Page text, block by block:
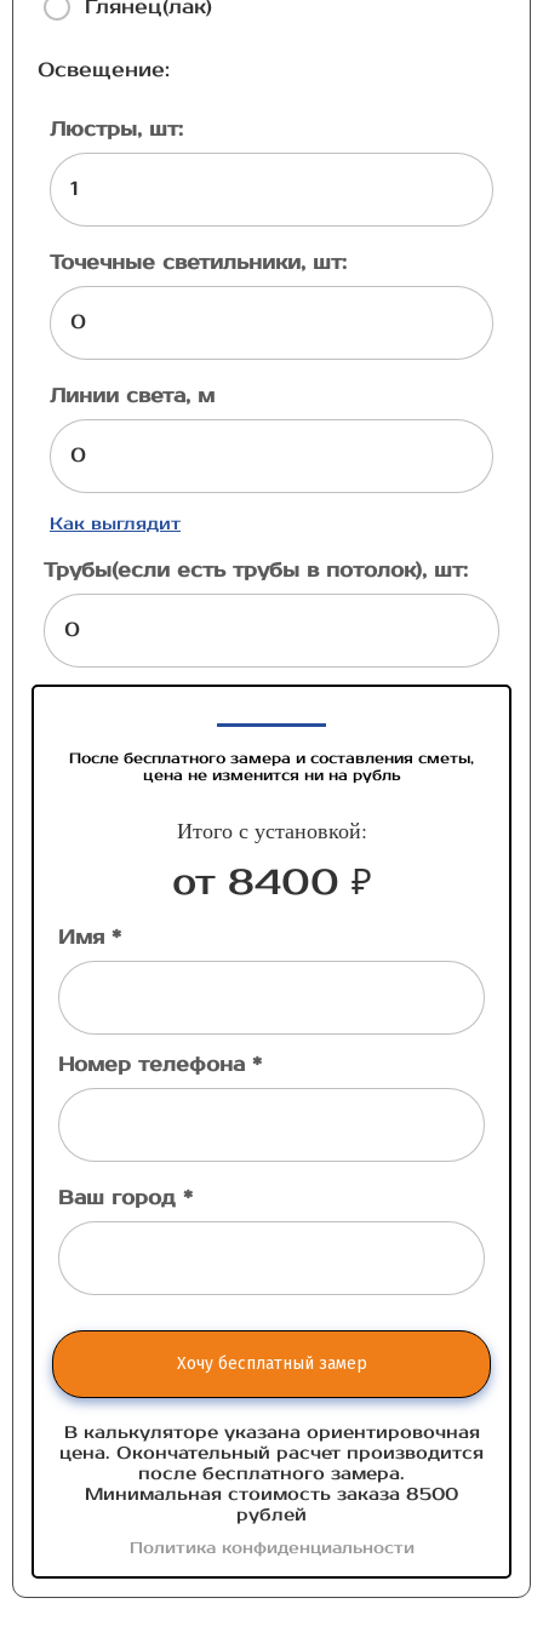
Глянец(лак)
Освещение:
Люстры, шт:
Точечные светильники, шт:
Линии света, м
Как выглядит
Трубы(если есть трубы в потолок), шт:
После бесплатного замера и составления сметы,
цена не изменится ни на рубль
Итого с установкой:
от 8400 ₽
Имя *
Номер телефона *
Ваш город *
Хочу бесплатный замер
В калькуляторе указана ориентировочная
цена. Окончательный расчет производится
после бесплатного замера.
Минимальная стоимость заказа 8500
рублей
Политика конфиденциальности